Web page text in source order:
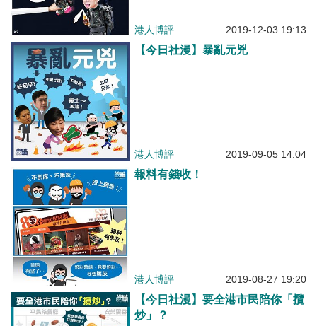
港人博評 2019-12-03 19:13
【今日社漫】暴亂元兇
港人博評 2019-09-05 14:04
報料有錢收！
港人博評 2019-08-27 19:20
【今日社漫】要全港市民陪你「攬
炒」？